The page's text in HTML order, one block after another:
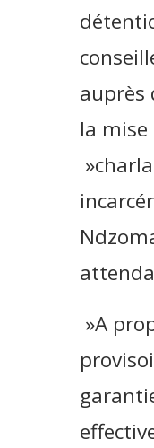
auprès
la
»A